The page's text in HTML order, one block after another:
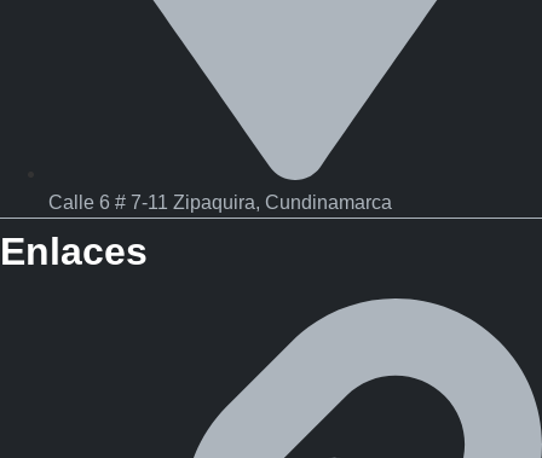
Calle 6 # 7-11 Zipaquira, Cundinamarca
Enlaces